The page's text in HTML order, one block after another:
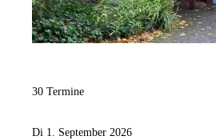
30 Termine
Di 1. September 2026